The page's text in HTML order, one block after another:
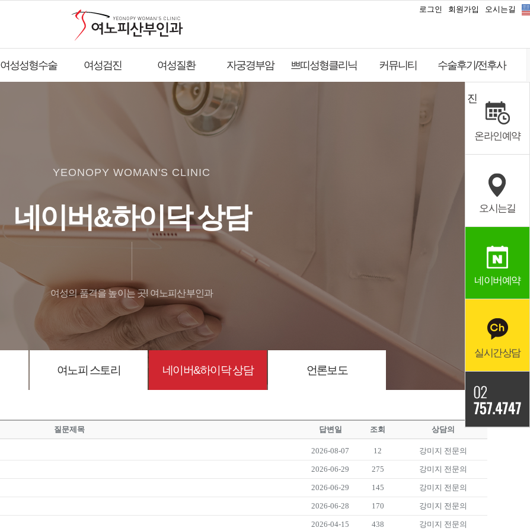
온라인예약
오시는길
네이버예약
실시간상담
로그인 회원가입 오시는길
여성성형수술 여성검진 여성질환 자궁경부암 쁘띠성형클리닉 커뮤니티 수술후기/전후사
진
YEONOPY WOMAN'S CLINIC
네이버&하이닥 상담
여성의 품격을 높이는 곳! 여노피산부인과
여노피 스토리 네이버&하이닥 상담 언론보도
질문제목 답변일 조회 상담의
2026-08-07 12 강미지 전문의
2026-06-29 275 강미지 전문의
2026-06-29 145 강미지 전문의
2026-06-28 170 강미지 전문의
2026-04-15 438 강미지 전문의